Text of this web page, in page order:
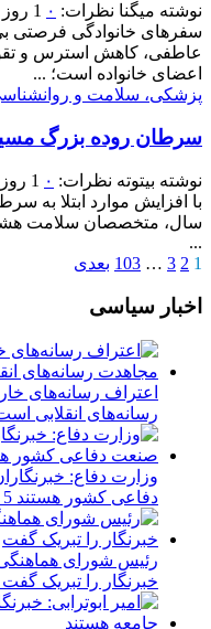
نوشته میگنا نظرات: ۰ 1 روز پیش
سفرهای خانوادگی فرصتی
عاطفی، کاهش استرس و
اعضای خانواده است؛ ...
پزشکی، سلامت و
سرطان روده بزرگ
نوشته بیتوته نظرات: ۰ 1 روز پیش
سال، متخصصان سلامت
...
1
2
3
…
103 بعدی
اخبار سیاسی
اعتراف رسانه‌های
رسانه‌های انقلابی
وزارت دفاع:
دفاعی کشور هستند 5 ساعت پیش
رئیس شورای هماهنگی
خبرنگار را تبریک گفت